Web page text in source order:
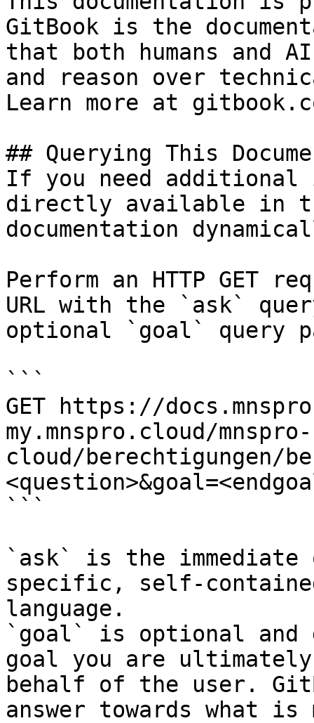
GitBook is the
that both humans and
and reason over
Learn more at
## Querying This
If you need
directly available in
documentation
Perform an HTTP GET
URL with the `ask`
optional `goal` query
```
GET https://
my.mnspro.cloud/mnspro-
cloud/berechtigungen/
```
`ask` is the
specific, self-
language.
`goal` is optional and
goal you are
behalf of the user.
answer towards what